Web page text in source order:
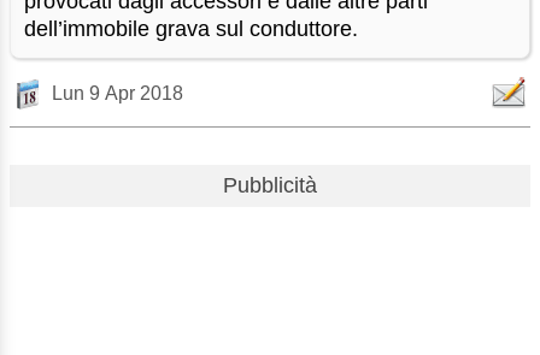
dell’immobile grava sul conduttore.
Lun 9 Apr 2018
Pubblicità